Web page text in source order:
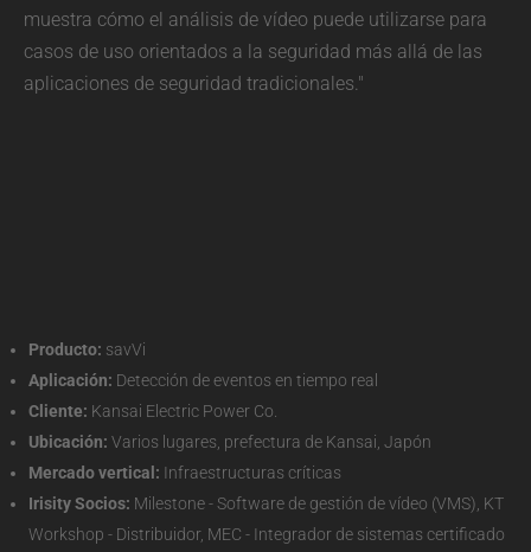
muestra cómo el análisis de vídeo puede utilizarse para
casos de uso orientados a la seguridad más allá de las
aplicaciones de seguridad tradicionales."
Producto: savVi
Aplicación: Detección de eventos en tiempo real
Cliente: Kansai Electric Power Co.
Ubicación: Varios lugares, prefectura de Kansai, Japón
Mercado vertical: Infraestructuras críticas
Irisity Socios: Milestone - Software de gestión de vídeo (VMS), KT
Workshop - Distribuidor, MEC - Integrador de sistemas certificado